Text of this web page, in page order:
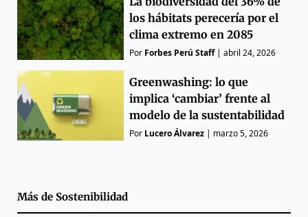
los hábitats perecería por el
clima extremo en 2085
Por Forbes Perú Staff|abril 24, 2026
Greenwashing: lo que
implica ‘cambiar’ frente al
modelo de la sustentabilidad
Por Lucero Álvarez | marzo 5, 2026
Más de Sostenibilidad